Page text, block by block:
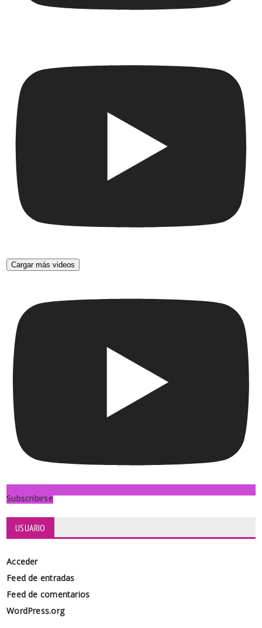
Cargar más videos
Subscribirse
USUARIO
Acceder
Feed de entradas
Feed de comentarios
WordPress.org